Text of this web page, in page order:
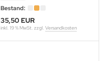
Bestand:
35,50 EUR
inkl. 19 % MwSt. zzgl. Versandkosten